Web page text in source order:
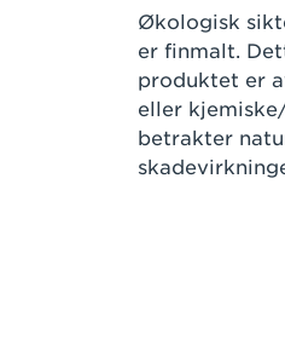
Økologisk
er finmalt.
produktet er
eller
betrakter